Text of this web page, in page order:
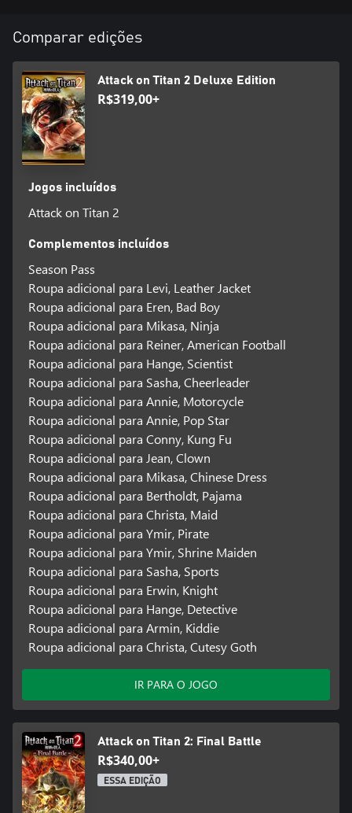
Comparar edições
Attack on Titan 2 Deluxe Edition
R$319,00+
Jogos incluídos
Attack on Titan 2
Complementos incluídos
Season Pass
Roupa adicional para Levi, Leather Jacket
Roupa adicional para Eren, Bad Boy
Roupa adicional para Mikasa, Ninja
Roupa adicional para Reiner, American Football
Roupa adicional para Hange, Scientist
Roupa adicional para Sasha, Cheerleader
Roupa adicional para Annie, Motorcycle
Roupa adicional para Annie, Pop Star
Roupa adicional para Conny, Kung Fu
Roupa adicional para Jean, Clown
Roupa adicional para Mikasa, Chinese Dress
Roupa adicional para Bertholdt, Pajama
Roupa adicional para Christa, Maid
Roupa adicional para Ymir, Pirate
Roupa adicional para Ymir, Shrine Maiden
Roupa adicional para Sasha, Sports
Roupa adicional para Erwin, Knight
Roupa adicional para Hange, Detective
Roupa adicional para Armin, Kiddie
Roupa adicional para Christa, Cutesy Goth
IR PARA O JOGO
Attack on Titan 2: Final Battle
R$340,00+
ESSA EDIÇÃO